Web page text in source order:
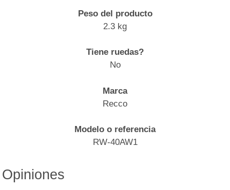
Peso del producto
2.3 kg
Tiene ruedas?
No
Marca
Recco
Modelo o referencia
RW-40AW1
Opiniones